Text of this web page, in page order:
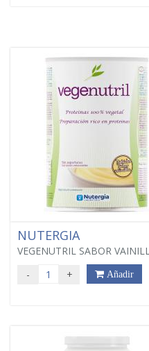
NUTERGIA
VEGENUTRIL SABOR
- + Añadir